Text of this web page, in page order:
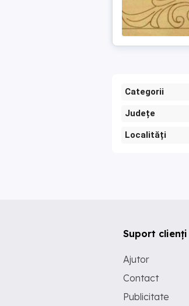
Categorii
Județe
Localități
Suport clienți
Ajutor
Contact
Publicitate